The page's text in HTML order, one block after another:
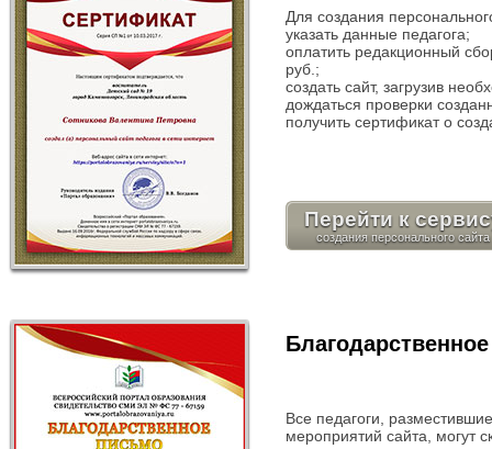
Для создания
указать данные педагога;
оплатить редакционный
руб.;
создать сайт, загрузив
дождаться проверки
получить сертификат о
Перейти к
создания персонального сайта
Все педагоги,
мероприятий сайта, могут